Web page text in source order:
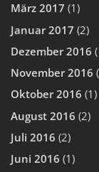
März 2017 (1)
Januar 2017 (2)
Dezember 2016
November 2016
Oktober 2016 (1)
August 2016 (2)
Juli 2016 (2)
Juni 2016 (1)